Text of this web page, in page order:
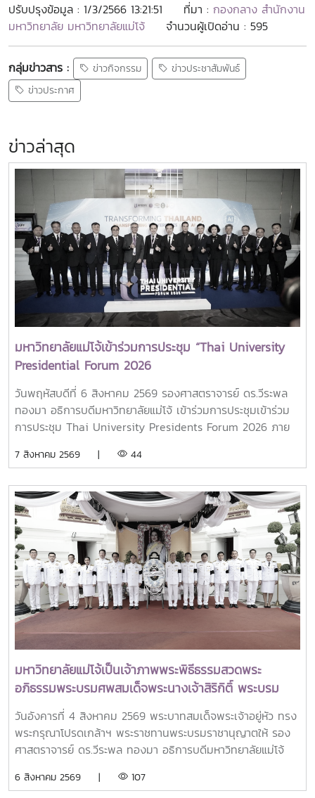
ปรับปรุงข้อมูล : 1/3/2566 13:21:51 ที่มา : กองกลาง สำนักงาน
มหาวิทยาลัย มหาวิทยาลัยแม่โจ้
จำนวนผู้เปิดอ่าน : 595
กลุ่มข่าวสาร : ข่าวกิจกรรม
ข่าวประชาสัมพันธ์
ข่าวประกาศ
ข่าวล่าสุด
มหาวิทยาลัยแม่โจ้เข้าร่วมการประชุม “Thai University
Presidential Forum 2026
วันพฤหัสบดีที่ 6 สิงหาคม 2569 รองศาสตราจารย์ ดร.วีระพล
ทองมา อธิการบดีมหาวิทยาลัยแม่โจ้ เข้าร่วมการประชุมเข้าร่วม
การประชุม Thai University Presidents Forum 2026 ภาย
ได้รับเกียรติจาก ศาสตราจารย์ ดร.ยศชนัน วงศ์สวัสดิ์ รองนายก
วิทยาศาสตร์ วิจัยและนวัตกรรม เป็นประธานเปิดงาน ณ โรงแรม
เซ็นทารา แกรนด์ แอท เซ็นทรัลพลาซ่าลาดพร้าว กทม.สำหรับ
การประชุม Thai University Presidential Forum 2026 มี
นายดนุพร ปุณณกันต์ ผู้ช่วยรัฐมนตรีประจำกระทรวง อว.
ทพญ.ศรีญาดา ปาลิมาพันธ์ ที่ปรึกษา รมว.อว. ศ.ดร.ศุภชัย
ปทุมนากุล ปลัดกระทรวง อว. ดร.พันธุ์เพิ่มศักดิ์ อารุณี รองปลัด
กระทรวง อว. นางศรินยา สาขากร ผู้ช่วยปลัดกระทรวง อว.
คณะผู้บริหารหน่วยงานในกระทรวง อว. Professor Tan Eng
Chye, President, National University of Singapore
Professor Yang Bin , Vice Chancellor, Tsinghua
University Council Professor Tan Eng Chye อธิการบดี
มหาวิทยาลัยแห่งชาติสิงคโปร์ Professor Yang Bin รองประธาน
สภามหาวิทยาลัยชิงหวา ตลอดจนประธานที่ประชุมอธิการบดี ทั้ง
4 แห่ง ได้แก่ ที่ประชุมอธิการบดีแห่งประเทศไทย (ทปอ.) ที่ประชุม
อธิการบดีมหาวิทยาลัยราชภัฏ (ทปอ.มรภ.) ที่ประชุมอธิการบดี
มหาวิทยาลัยเทคโนโลยีราชมงคล (ทปอ.มทร.) สมาคมสถาบัน
แลกเปลี่ยนประสบการณ์ด้าน Reinventing University ผ่าน
7 สิงหาคม 2569 | 44
มหาวิทยาลัยแม่โจ้เป็นเจ้าภาพพระพิธีธรรมสวดพระ
อภิธรรมพระบรมศพสมเด็จพระนางเจ้าสิริกิติ์ พระบรม
ราชินีนาถ พระบรมราชชนนีพันปีหลวง พร้อมเข้ากราบ
ถวายบังคมพระศพ สมเด็จพระเจ้าลูกเธอ เจ้าฟ้าพัชรกิติยา
ภา นเรนทิราเทพยวดี กรมหลวงราชสาริณีสิริพัชร มหา
วันอังคารที่ 4 สิงหาคม 2569 พระบาทสมเด็จพระเจ้าอยู่หัว ทรง
พระกรุณาโปรดเกล้าฯ พระราชทานพระบรมราชานุญาตให้ รอง
ศาสตราจารย์ ดร.วีระพล ทองมา อธิการบดีมหาวิทยาลัยแม่โจ้
บุคลากร รวมจำนวน 25 คน เป็นเจ้าภาพพระพิธีธรรมสวดพระ
6 สิงหาคม 2569 | 107